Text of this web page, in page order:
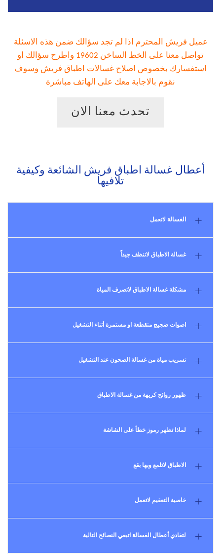
عميل فريش المحترم اذا لم تجد سؤالك ضمن هذه الاسئلة
تواصل معنا على الخط الساخن 19602 واطرح سؤالك او
استفسارك بخصوص اصلاح غسالات اطباق فريش وسوف
نقوم بالاجابة معك على الهاتف مباشرة
تحدث معنا الان
أعطال غسالة اطباق فريش الشائعة وكيفية
تلافيها
الغسالة لاتعمل
غسالة الاطباق لاتنظف جيداً
مشكلة غسالة الاطباق لاتصرف المياة
اصوات ضجيج متقطعة او مستمرة أثناء التشغيل
تسريب مياة من غسالة الصحون عند التشغيل
ظهور روائح كريهة من غسالة الاطباق
لماذا تظهر رموز خطأ على الشاشة
الاطباق لاتلمع وبها بقع
خاصية التعقيم لاتعمل
لتفادي أعطال الغسالة اتبعي النصائح التالية